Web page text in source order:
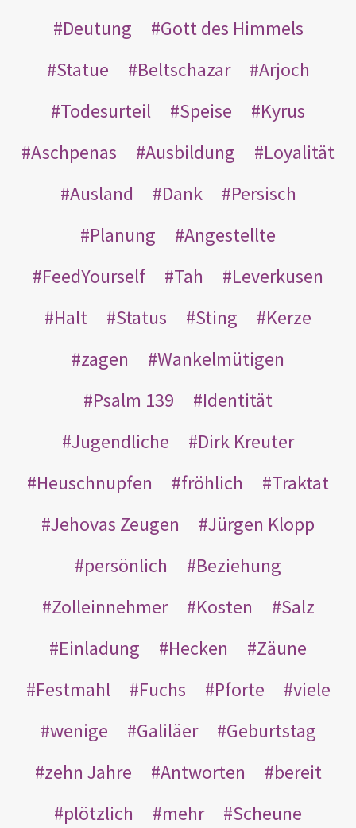
Deutung
Gott des Himmels
Statue
Beltschazar
Arjoch
Todesurteil
Speise
Kyrus
Aschpenas
Ausbildung
Loyalität
Ausland
Dank
Persisch
Planung
Angestellte
FeedYourself
Tah
Leverkusen
Halt
Status Sting
Kerze
zagen
Wankelmütigen
Psalm 139
Identität
Jugendliche
Dirk Kreuter
Heuschnupfen
fröhlich
Traktat
Jehovas Zeugen
Jürgen Klopp
persönlich
Beziehung
Zolleinnehmer
Kosten
Salz
Einladung
Hecken
Zäune
Festmahl
Fuchs Pforte
viele
wenige
Galiläer
Geburtstag
zehn Jahre
Antworten
bereit
plötzlich
mehr Scheune